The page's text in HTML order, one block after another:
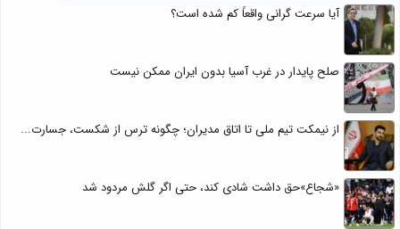
آیا سرعت گرانی واقعاً کم شده است؟
صلح پایدار در غرب آسیا بدون ایران ممکن نیست
از نیمکت تیم ملی تا اتاق مدیران؛ چگونه ترس از شکست، جسارت...
«شجاع»حق داشت شادی کند، حتی اگر گلش مردود شد